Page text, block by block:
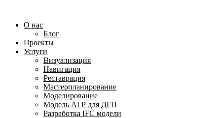
содержимому
О нас
Блог
Проекты
Услуги
Визуализация
Навигация
Реставрация
Мастерпланирование
Моделирование
Модель АГР для ДГП
Разработка IFC модели